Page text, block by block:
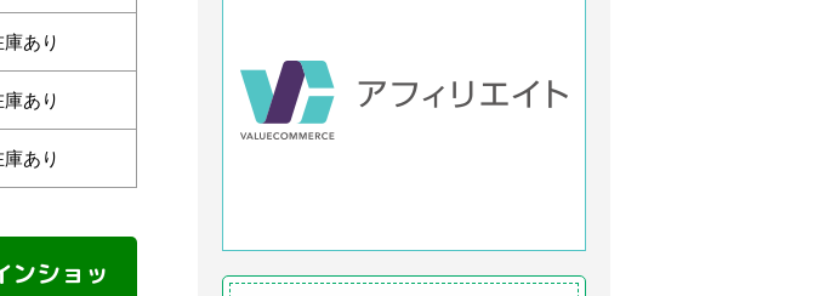
庫あり
庫あり
庫あり
ショッ